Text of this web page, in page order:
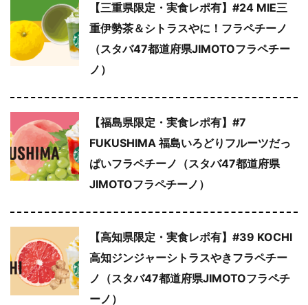
【三重県限定・実食レポ有】#24 MIE三
重伊勢茶＆シトラスやに！フラペチーノ
（スタバ47都道府県JIMOTOフラペチー
ノ）
【福島県限定・実食レポ有】#7
FUKUSHIMA 福島いろどりフルーツだっ
ぱいフラペチーノ（スタバ47都道府県
JIMOTOフラペチーノ）
【高知県限定・実食レポ有】#39 KOCHI
高知ジンジャーシトラスやきフラペチー
ノ（スタバ47都道府県JIMOTOフラペチ
ーノ）